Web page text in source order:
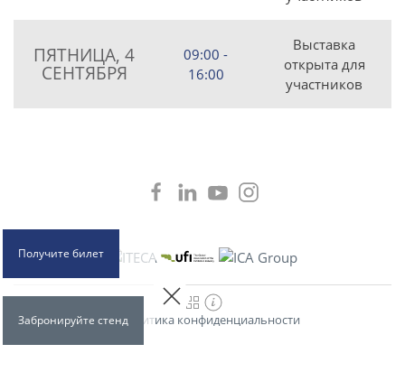
ПЯТНИЦА, 4
СЕНТЯБРЯ
09:00 -
16:00
Выставка
открыта для
участников
Получите билет
Забронируйте стендПолитика конфиденциальности